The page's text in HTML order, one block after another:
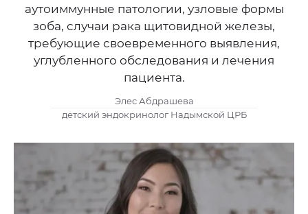
аутоиммунные патологии, узловые формы
зоба, случаи рака щитовидной железы,
требующие своевременного выявления,
углубленного обследования и лечения
пациента.
Элес Абдрашева
детский эндокринолог Надымской ЦРБ